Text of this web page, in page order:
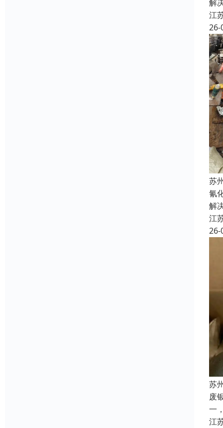
解
江
26-
苏
氰
解
江
26-
苏
废
一
江